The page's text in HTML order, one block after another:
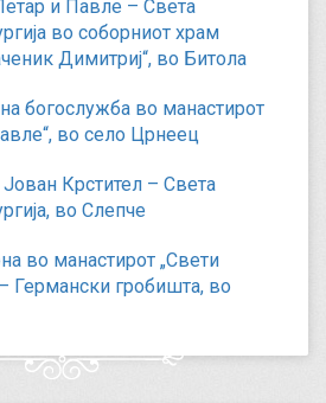
и Павле – Света
во соборниот храм
Димитриј“, во Битола
богослужба во манастирот
во село Црнеец
Крстител – Света
во Слепче
во манастирот „Свети
Германски гробишта, во